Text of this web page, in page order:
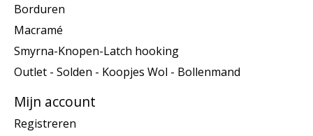
Borduren
Macramé
Smyrna-Knopen-Latch hooking
Outlet - Solden - Koopjes Wol - Bollenmand
Mijn account
Registreren